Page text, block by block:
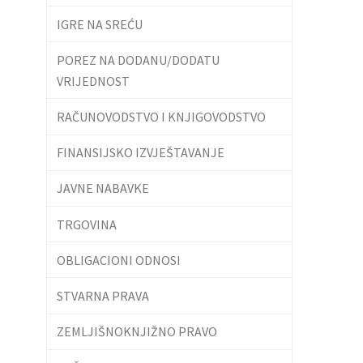
IGRE NA SREĆU
POREZ NA DODANU/DODATU
VRIJEDNOST
RAČUNOVODSTVO I KNJIGOVODSTVO
FINANSIJSKO IZVJEŠTAVANJE
JAVNE NABAVKE
TRGOVINA
OBLIGACIONI ODNOSI
STVARNA PRAVA
ZEMLJIŠNOKNJIŽNO PRAVO